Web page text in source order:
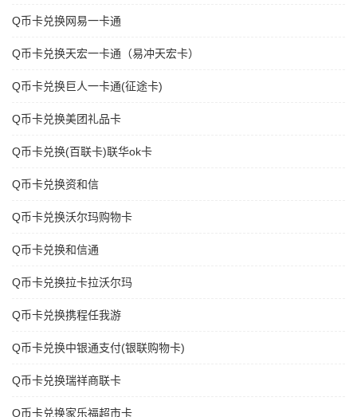
Q币卡兑换网易一卡通
Q币卡兑换天宏一卡通（易冲天宏卡）
Q币卡兑换巨人一卡通(征途卡)
Q币卡兑换美团礼品卡
Q币卡兑换(百联卡)联华ok卡
Q币卡兑换资和信
Q币卡兑换沃尔玛购物卡
Q币卡兑换和信通
Q币卡兑换拉卡拉沃尔玛
Q币卡兑换携程任我游
Q币卡兑换中银通支付(银联购物卡)
Q币卡兑换瑞祥商联卡
Q币卡兑换家乐福超市卡